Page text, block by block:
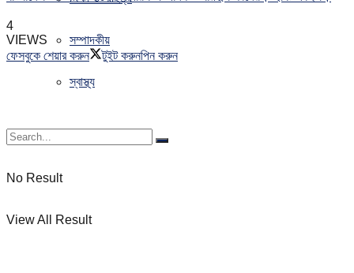
সম্পাদকীয়
স্বাস্থ্য
No Result
View All Result
4
VIEWS
ফেসবুকে শেয়ার করুন
টুইট করুনপিন করুন